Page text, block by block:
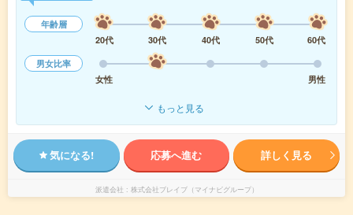
年齢層
20代
30代 40代 50代
60代
男女比率
女性
男性
もっと見る
気になる! 応募へ進む 詳しく見る
派遣会社 株式会社ブレイブ（マイナビグループ）